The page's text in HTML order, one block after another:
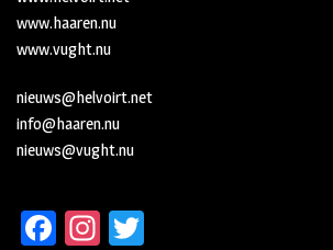
www.haaren.nu
www.vught.nu
nieuws@helvoirt.net
info@haaren.nu
nieuws@vught.nu
Fa In